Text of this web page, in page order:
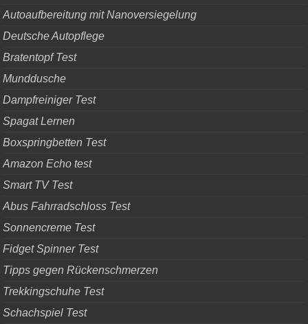
Autoaufbereitung mit Nanoversiegelung
Deutsche Autopflege
Bratentopf Test
Munddusche
Dampfreiniger Test
Spagat Lernen
Boxspringbetten Test
Amazon Echo test
Smart TV Test
Abus Fahrradschloss Test
Sonnencreme Test
Fidget Spinner Test
Tipps gegen Rückenschmerzen
Trekkingschuhe Test
Schachspiel Test